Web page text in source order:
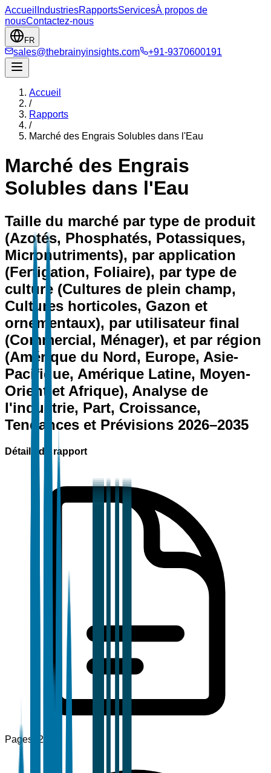
Accueil IndustriesRapportsServicesÀ propos de
nousContactez-nous
FR
sales@thebrainyinsights.com +91-9370600191
Accueil
/
Rapports
/
Marché des Engrais Solubles dans l'Eau
Marché des Engrais
Solubles dans l'Eau
Taille du marché par type de produit
(Azotés, Phosphatés, Potassiques,
Micronutriments), par application
(Fertigation, Foliaire), par type de
culture (Cultures de plein champ,
Cultures horticoles, Gazon et
ornementaux), par utilisateur final
(Commercial, Ménager), et par région
(Amérique du Nord, Europe, Asie-
Pacifique, Amérique Latine, Moyen-
Orient et Afrique), Analyse de
l'industrie, Part, Croissance,
Tendances et Prévisions 2026–2035
Détails du rapport
Pages 120+